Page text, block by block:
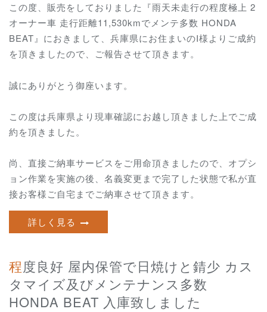
この度、販売をしておりました『雨天未走行の程度極上 2
オーナー車 走行距離11,530kmでメンテ多数 HONDA
BEAT』におきまして、兵庫県にお住まいのI様よりご成約
を頂きましたので、ご報告させて頂きます。
誠にありがとう御座います。
この度は兵庫県より現車確認にお越し頂きました上でご成
約を頂きました。
尚、直接ご納車サービスをご用命頂きましたので、オプシ
ョン作業を実施の後、名義変更まで完了した状態で私が直
接お客様ご自宅までご納車させて頂きます。
詳しく見る
程度良好 屋内保管で日焼けと錆少 カス
タマイズ及びメンテナンス多数
HONDA BEAT 入庫致しました